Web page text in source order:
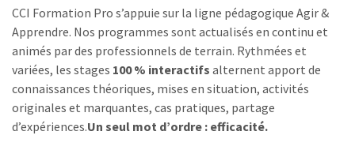
CCI Formation Pro s’appuie sur la ligne pédagogique Agir &
Apprendre. Nos programmes sont actualisés en continu et
animés par des professionnels de terrain. Rythmées et
variées, les stages 100 % interactifs alternent apport de
connaissances théoriques, mises en situation, activités
originales et marquantes, cas pratiques, partage
d’expériences.Un seul mot d’ordre : efficacité.